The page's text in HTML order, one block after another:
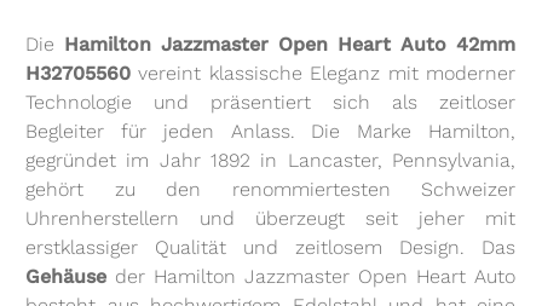
Die Hamilton Jazzmaster Open Heart Auto 42mm
H32705560 vereint klassische Eleganz mit moderner
Technologie und präsentiert sich als zeitloser
Begleiter für jeden Anlass. Die Marke Hamilton,
gegründet im Jahr 1892 in Lancaster, Pennsylvania,
gehört zu den renommiertesten Schweizer
Uhrenherstellern und überzeugt seit jeher mit
erstklassiger Qualität und zeitlosem Design. Das
Gehäuse der Hamilton Jazzmaster Open Heart Auto